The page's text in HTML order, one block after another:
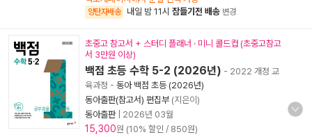
양탄자배송 내일 밤 11시 잠들기전 배송 변경
초중고 참고서 + 스터디 플래너 · 미니 콜드컵 (초중고참고
서 3만원 이상)
백점 초등 수학 5-2 (2026년) - 2022 개정 교
육과정 - 동아 백점 초등 (2026년)
동아출판(참고서) 편집부 (지은이)
동아출판| 2026년 03월
15,300원 (10% 할인 / 850원)